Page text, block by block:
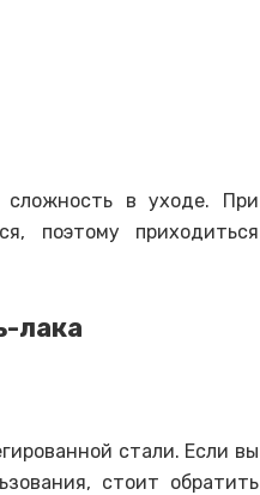
сложность в уходе. При
поэтому приходиться
лака
стали. Если вы
стоит обратить